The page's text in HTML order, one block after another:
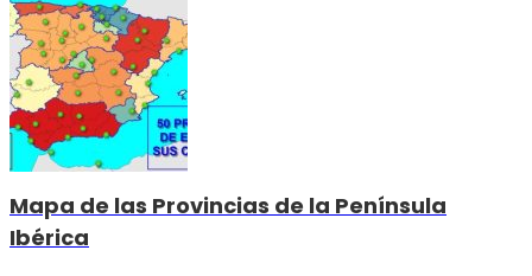
Mapa de las Provincias de la Península
Ibérica